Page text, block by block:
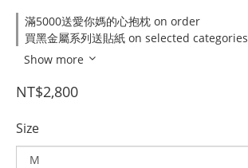
滿5000送愛你媽的心抱枕 on order
買黑金屬系列送貼紙 on selected categories
Show more
NT$2,800
Size